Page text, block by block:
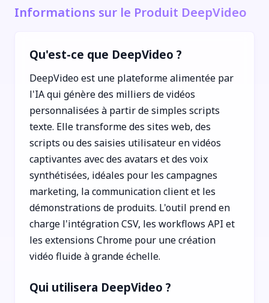
Informations sur le Produit DeepVideo
Qu'est-ce que DeepVideo ?
DeepVideo est une plateforme alimentée par
l'IA qui génère des milliers de vidéos
personnalisées à partir de simples scripts
texte. Elle transforme des sites web, des
scripts ou des saisies utilisateur en vidéos
captivantes avec des avatars et des voix
synthétisées, idéales pour les campagnes
marketing, la communication client et les
démonstrations de produits. L'outil prend en
charge l'intégration CSV, les workflows API et
les extensions Chrome pour une création
vidéo fluide à grande échelle.
Qui utilisera DeepVideo ?